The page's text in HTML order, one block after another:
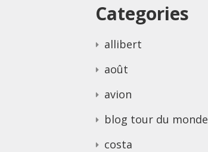
Categories
allibert
août
avion
blog tour du monde
costa